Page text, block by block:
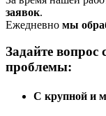
заявок.
Ежедневно мы
Задайте вопрос
проблемы:
С крупной и